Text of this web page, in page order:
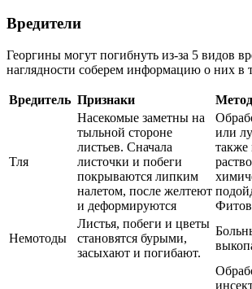
Вредители
Георгины могут погибнуть из-за 5 видов
наглядности соберем информацию о них в
Вредитель Признаки
Тля
Насекомые заметны на
тыльной стороне
листьев. Сначала
листочки и побеги
покрываются липким
налетом, после желтеют
и деформируются
или
Немотоды
Листья, побеги и цветы
становятся бурыми,
засыхают и погибают.